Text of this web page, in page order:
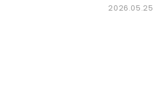
2026.05.25